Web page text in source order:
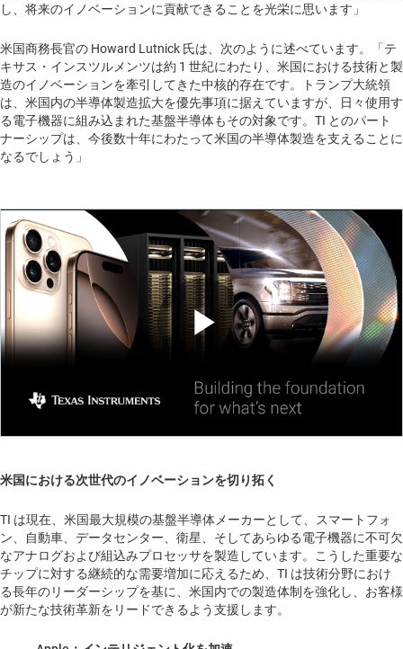
し、将来のイノベーションに貢献できることを光栄に思います」
米国商務長官の Howard Lutnick 氏は、次のように述べています。「テ
キサス・インスツルメンツは約 1 世紀にわたり、米国における技術と製
造のイノベーションを牽引してきた中核的存在です。トランプ大統領
は、米国内の半導体製造拡大を優先事項に据えていますが、日々使用す
る電子機器に組み込まれた基盤半導体もその対象です。TI とのパート
ナーシップは、今後数十年にわたって米国の半導体製造を支えることに
なるでしょう」
Play
Video
米国における次世代のイノベーションを切り拓く
TI は現在、米国最大規模の基盤半導体メーカーとして、スマートフォ
ン、自動車、データセンター、衛星、そしてあらゆる電子機器に不可欠
なアナログおよび組込みプロセッサを製造しています。こうした重要な
チップに対する継続的な需要増加に応えるため、TI は技術分野におけ
る長年のリーダーシップを基に、米国内での製造体制を強化し、お客様
が新たな技術革新をリードできるよう支援します。